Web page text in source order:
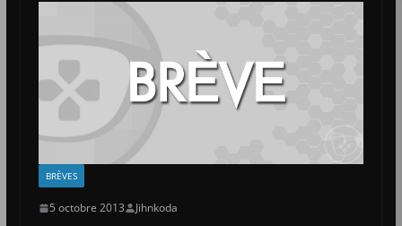
BRÈVES
5 octobre 2013 Jihnkoda